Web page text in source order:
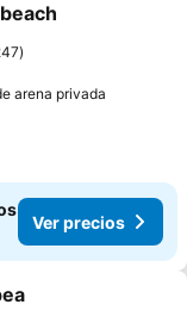
arena privada
Ver precios